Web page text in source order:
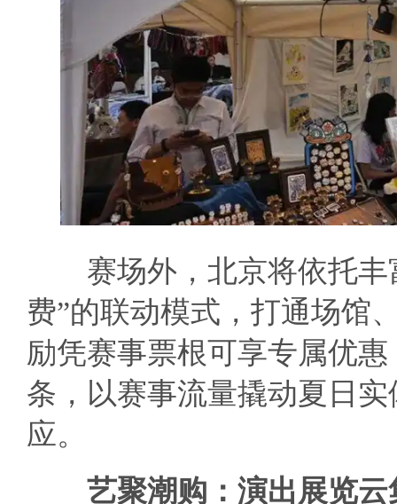
赛场外，北京将依托丰
费”的联动模式，打通场馆
励凭赛事票根可享专属优
条，以赛事流量撬动夏日
应。
艺聚潮购：演出展览云